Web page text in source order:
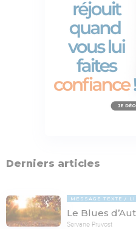
Derniers articles
MESSAGE TEXTE
Le Blues
Servane Pruvost